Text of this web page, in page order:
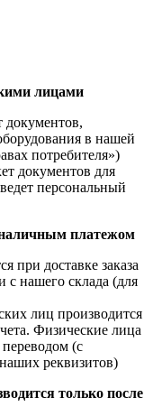
лицами
документов,
в нашей
потребителя»)
документов для
персональный
платежом
при доставке заказа
с нашего склада (для
лиц производится
Физические лица
переводом (с
реквизитов)
только после